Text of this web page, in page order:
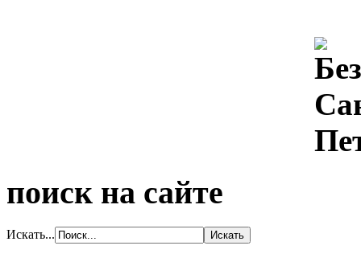
поиск на сайте
Искать...